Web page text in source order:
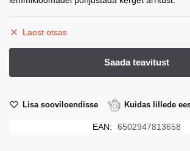
Laost otsas
Lisa sooviloendisse Kuidas lillede
EAN: 6502947813658